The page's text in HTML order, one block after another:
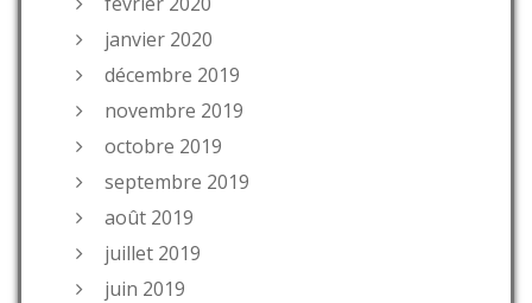
janvier 2020
décembre 2019
novembre 2019
octobre 2019
septembre 2019
août 2019
juillet 2019
juin 2019